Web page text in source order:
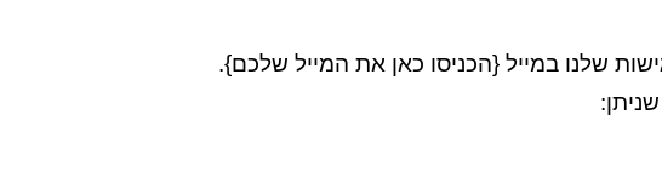
שלנו במייל {הכניסו כאן את המייל שלכם}.